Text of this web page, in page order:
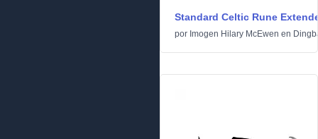
Standard Celtic Rune
por Imogen Hilary McEwen en